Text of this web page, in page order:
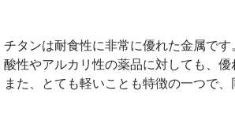
チタンは耐食性に非常に優れた金属で
酸性やアルカリ性の薬品に対しても、優
また、とても軽いことも特徴の一つで